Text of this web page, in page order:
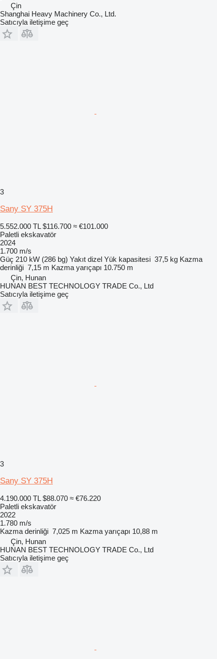
Çin
Shanghai Heavy Machinery Co., Ltd.
Satıcıyla iletişime geç
3
Sany SY 375H
5.552.000 TL $116.700 ≈ €101.000
Paletli ekskavatör
2024
1.700 m/s
Güç 210 kW (286 bg) Yakıt dizel Yük kapasitesi 37,5 kg Kazma
derinliği 7,15 m Kazma yarıçapı 10.750 m
Çin, Hunan
HUNAN BEST TECHNOLOGY TRADE Co., Ltd
Satıcıyla iletişime geç
3
Sany SY 375H
4.190.000 TL $88.070 ≈ €76.220
Paletli ekskavatör
2022
1.780 m/s
Kazma derinliği 7,025 m Kazma yarıçapı 10,88 m
Çin, Hunan
HUNAN BEST TECHNOLOGY TRADE Co., Ltd
Satıcıyla iletişime geç